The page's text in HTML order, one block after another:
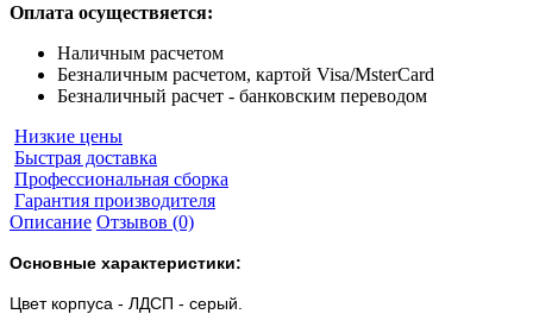
Оплата осуществяется:
Наличным расчетом
Безналичным расчетом, картой Visa/MsterCard
Безналичный расчет - банковским переводом
Низкие цены
Быстрая доставка
Профессиональная сборка
Гарантия производителя
Описание Отзывов (0)
Основные характеристики:
Цвет корпуса - ЛДСП - серый.